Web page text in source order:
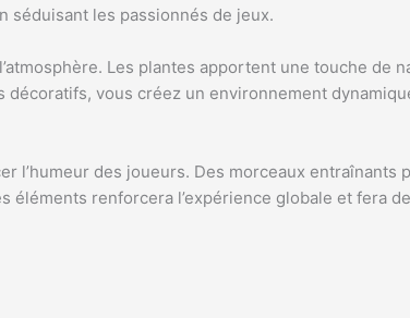
séduisant les passionnés de jeux.
Les plantes apportent une touche de
vous créez un environnement
l’humeur des joueurs. Des morceaux entraînants
renforcera l’expérience globale et fera